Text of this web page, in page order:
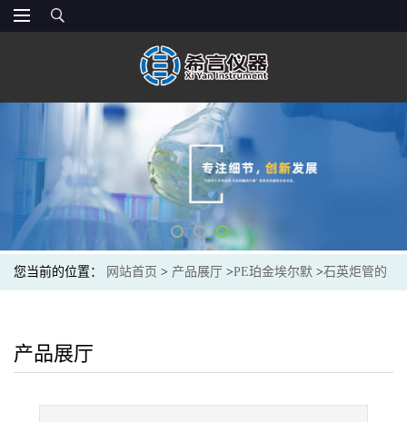
您当前的位置： 网站首页 > 产品展厅 >PE珀金埃尔默 >石英炬管的
产品展厅